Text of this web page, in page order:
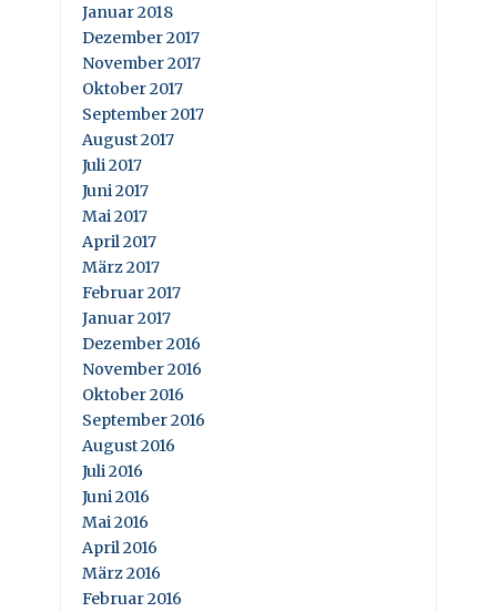
Januar 2018
Dezember 2017
November 2017
Oktober 2017
September 2017
August 2017
Juli 2017
Juni 2017
Mai 2017
April 2017
März 2017
Februar 2017
Januar 2017
Dezember 2016
November 2016
Oktober 2016
September 2016
August 2016
Juli 2016
Juni 2016
Mai 2016
April 2016
März 2016
Februar 2016